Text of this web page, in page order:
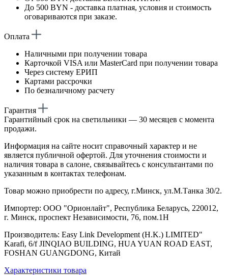
До 500 BYN - доставка платная, условия и стоимость
оговариваются при заказе.
Оплата
Наличными при получении товара
Карточкой VISA или MasterCard при получении товара
Через систему ЕРИП
Картами рассрочки
По безналичному расчету
Гарантия
Гарантийный срок на светильники — 30 месяцев с момента
продажи.
Информация на сайте носит справочный характер и не
является публичной офертой. Для уточнения стоимости и
наличия товара в салоне, связывайтесь с консультантами по
указанным в контактах телефонам.
Товар можно приобрести по адресу, г.Минск, ул.М.Танка 30/2.
Импортер: ООО "Орионлайт", Республика Беларусь, 220012,
г. Минск, проспект Независимости, 76, пом.1Н
Производитель: Easy Link Development (H.K.) LIMITED"
Karafi, 6/f JINQIAO BUILDING, HUA YUAN ROAD EAST,
FOSHAN GUANGDONG, Китай
Характеристики товара